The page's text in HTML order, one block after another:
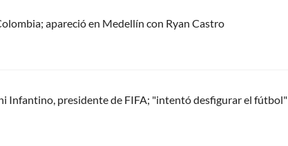
apareció en Medellín con Ryan Castro
Infantino, presidente de FIFA; "intentó desfigurar el fútbol"